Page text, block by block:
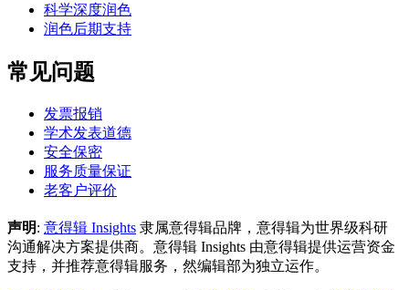
科学深度润色
润色后期支持
常见问题
发票报销
学术发表道德
安全保密
服务质量保证
老客户评价
声明: 意得辑 Insights 隶属意得辑品牌，意得辑为世界级科研
沟通解决方案提供商。意得辑 Insights 由意得辑提供运营资金
支持，并推荐意得辑服务，然编辑部为独立运作。